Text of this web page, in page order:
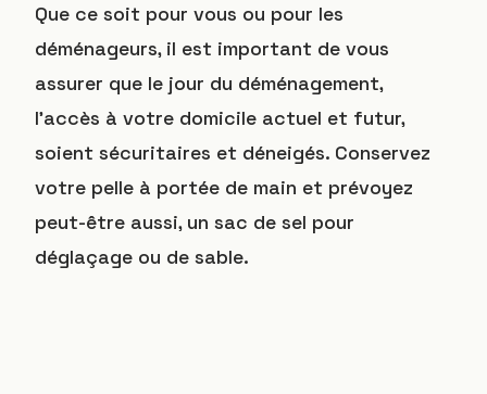
Que ce soit pour vous ou pour les
déménageurs, il est important de vous
assurer que le jour du déménagement,
l’accès à votre domicile actuel et futur,
soient sécuritaires et déneigés. Conservez
votre pelle à portée de main et prévoyez
peut-être aussi, un sac de sel pour
déglaçage ou de sable.